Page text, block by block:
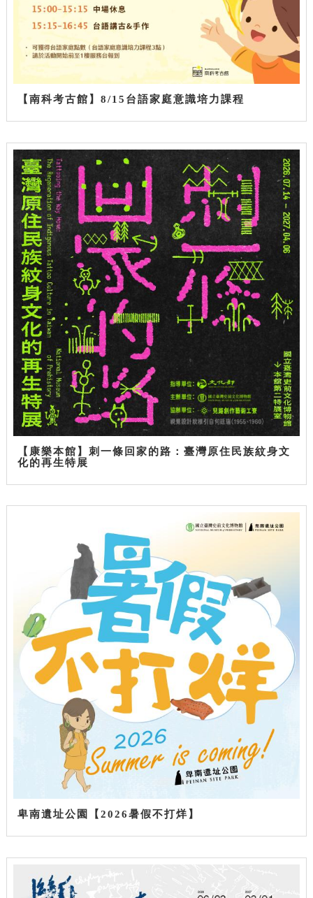
【南科考古館】8/15台語家庭意識培力課程
【康樂本館】刺一條回家的路：臺灣原住民族紋身文
化的再生特展
卑南遺址公園【2026暑假不打烊】